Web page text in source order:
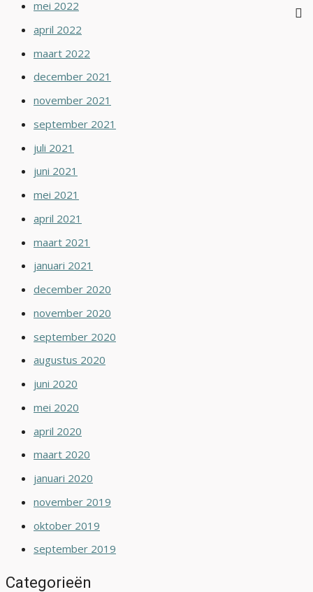
mei 2022
april 2022
maart 2022
december 2021
november 2021
september 2021
juli 2021
juni 2021
mei 2021
april 2021
maart 2021
januari 2021
december 2020
november 2020
september 2020
augustus 2020
juni 2020
mei 2020
april 2020
maart 2020
januari 2020
november 2019
oktober 2019
september 2019
Categorieën